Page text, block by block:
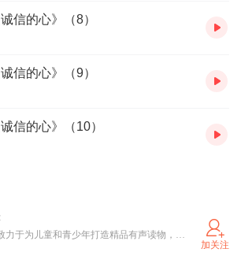
信的心》（8）
信的心》（9）
信的心》（10）
“贝壳朗读”致力于为儿童和青少年打造精品有声读物，用耳朵，“看”世界。
加关注